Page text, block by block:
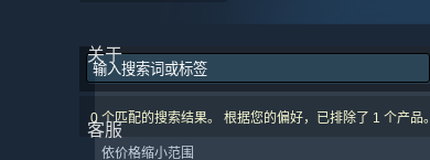
关于
客服
0 个匹配的搜索结果。 根据您的偏好，已排除了 1 个产品。
依价格缩小范围